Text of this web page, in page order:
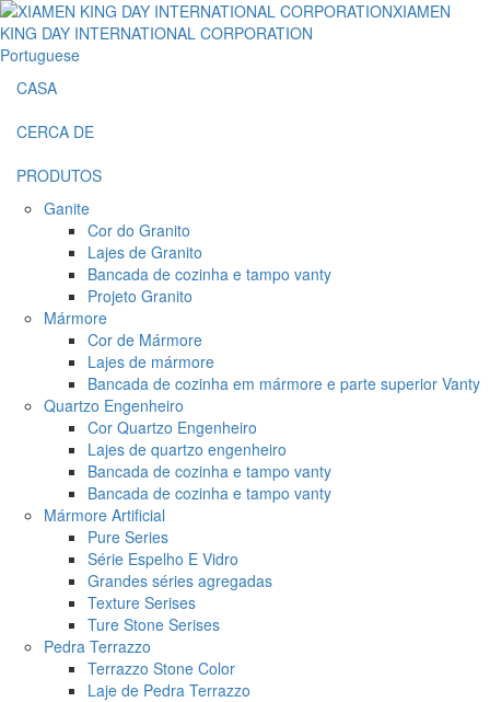
Portuguese
CASA
CERCA DE
PRODUTOS
Ganite
Cor do Granito
Lajes de Granito
Bancada de cozinha e tampo vanty
Projeto Granito
Mármore
Cor de Mármore
Lajes de mármore
Bancada de cozinha em mármore e parte superior Vanty
Quartzo Engenheiro
Cor Quartzo Engenheiro
Lajes de quartzo engenheiro
Bancada de cozinha e tampo vanty
Bancada de cozinha e tampo vanty
Mármore Artificial
Pure Series
Série Espelho E Vidro
Grandes séries agregadas
Texture Serises
Ture Stone Serises
Pedra Terrazzo
Terrazzo Stone Color
Laje de Pedra Terrazzo